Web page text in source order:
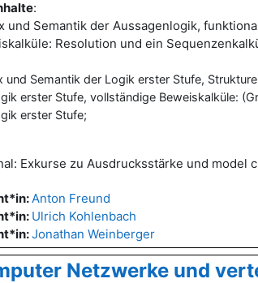
:
und Semantik der Aussagenlogik,
Resolution und ein
und Semantik der Logik erster Stufe,
erster Stufe, vollständige Beweiskalküle:
erster Stufe;
Exkurse zu Ausdrucksstärke und model
Anton Freund
Ulrich Kohlenbach
Jonathan Weinberger
Netzwerke und